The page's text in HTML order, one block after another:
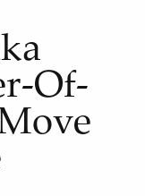
Of-